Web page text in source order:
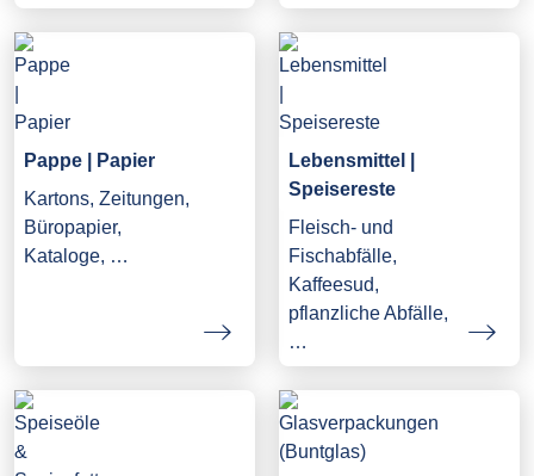
Pappe | Papier
Kartons, Zeitungen,
Büropapier,
Kataloge, …
Lebensmittel |
Speisereste
Fleisch- und
Fischabfälle,
Kaffeesud,
pflanzliche Abfälle,
…